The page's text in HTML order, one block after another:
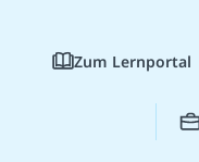
Zum Lernportal